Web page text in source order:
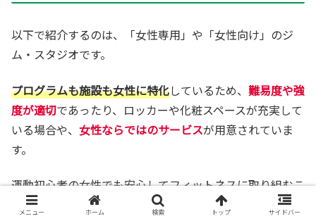
以下で紹介するのは、「女性専用」や「女性向け」のジ
ム・スタジオです。
プログラムも施設も女性に特化しているため、 難易度や強
度が適切であったり、ロッカーや化粧スペースが充実して
いる場合や、 女性ならではのサービスが用意されていま
す。
運動初心者の女性でも安心してフィットネスに取り組むこ
とができるので、ダイエットにもぴったりです。
メニュー ホーム 検索 トップ サイドバー